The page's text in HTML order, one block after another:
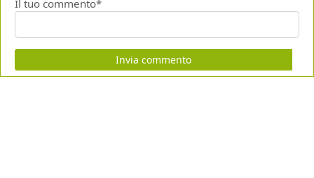
Il tuo commento*
Invia commento